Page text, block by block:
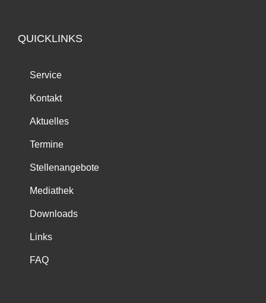
QUICKLINKS
Service
Kontakt
Aktuelles
Termine
Stellenangebote
Mediathek
Downloads
Links
FAQ